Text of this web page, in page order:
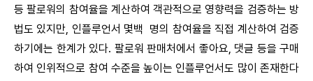
등 팔로워의 참여율을 계산하여 객관적으로 영향력을 검증하는 방
법도 있지만, 인플루언서 몇백 명의 참여율을 직접 계산하여 검증
하기에는 한계가 있다. 팔로워 판매처에서 좋아요, 댓글 등을 구매
하여 인위적으로 참여 수준을 높이는 인플루언서도 많이 존재한다